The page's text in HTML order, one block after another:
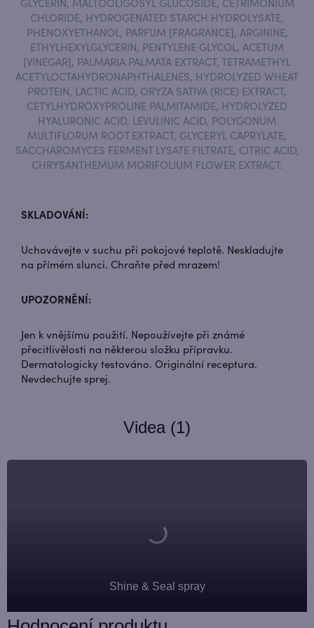
GLYCERIN, MALTOOLIGOSYL GLUCOSIDE, CETRIMONIUM
CHLORIDE, HYDROGENATED STARCH HYDROLYSATE,
PHENOXYETHANOL, PARFUM [FRAGRANCE], ARGININE,
ETHYLHEXYLGLYCERIN, PENTYLENE GLYCOL, ACETUM
[VINEGAR], PALMARIA PALMATA EXTRACT, TETRAMETHYL
ACETYLOCTAHYDRONAPHTHALENES, HYDROLYZED WHEAT
PROTEIN, LACTIC ACID, ORYZA SATIVA (RICE) EXTRACT,
CETYLHYDROXYPROLINE PALMITAMIDE, HYDROLYZED
HYALURONIC ACID, LEVULINIC ACID, POLYGONUM
MULTIFLORUM ROOT EXTRACT, GLYCERYL CAPRYLATE,
SACCHAROMYCES FERMENT LYSATE FILTRATE, CITRIC ACID,
CHRYSANTHEMUM MORIFOLIUM FLOWER EXTRACT.
SKLADOVÁNÍ:
Uchovávejte v suchu při pokojové teplotě. Neskladujte
na přímém slunci. Chraňte před mrazem!
UPOZORNĚNÍ:
Jen k vnějšímu použití. Nepoužívejte při známé
přecitlivělosti na některou složku přípravku.
Dermatologicky testováno. Originální receptura.
Nevdechujte sprej.
Videa (1)
Shine & Seal spray